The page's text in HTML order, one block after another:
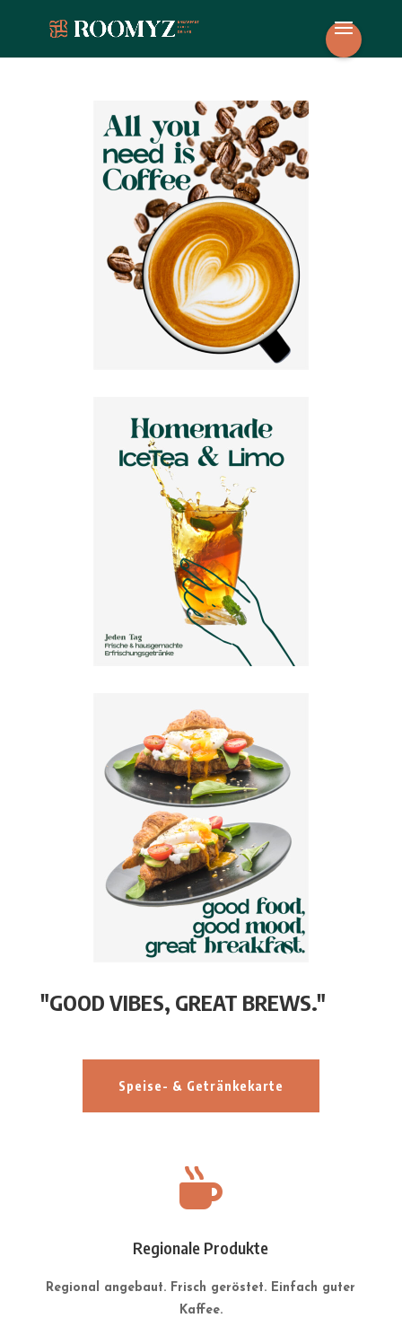
"GOOD VIBES, GREAT BREWS."
Speise- & Getränkekarte

Regionale Produkte
Regional angebaut. Frisch geröstet. Einfach guter
Kaffee.